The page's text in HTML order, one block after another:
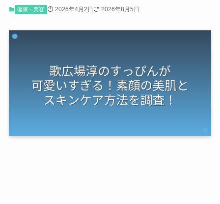
健康・美容 2026年4月2日 2026年8月5日